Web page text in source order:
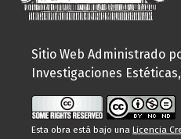
Sitio Web Administrado
Investigaciones Estéticas,
Esta obra está bajo una Licencia